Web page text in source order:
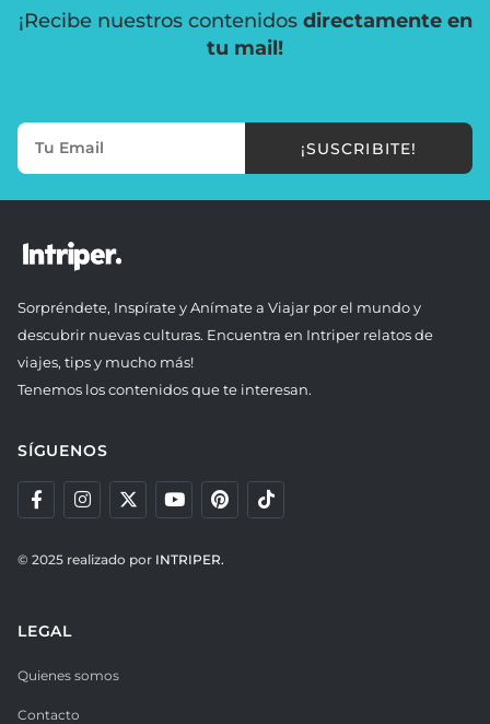
¡Recibe nuestros contenidos directamente en
tu mail!
¡SUSCRIBITE!
Sorpréndete, Inspírate y Anímate a Viajar por el mundo y
descubrir nuevas culturas. Encuentra en Intriper relatos de
viajes, tips y mucho más!
Tenemos los contenidos que te interesan.
SÍGUENOS
© 2025 realizado por INTRIPER.
LEGAL
Quienes somos
Contacto